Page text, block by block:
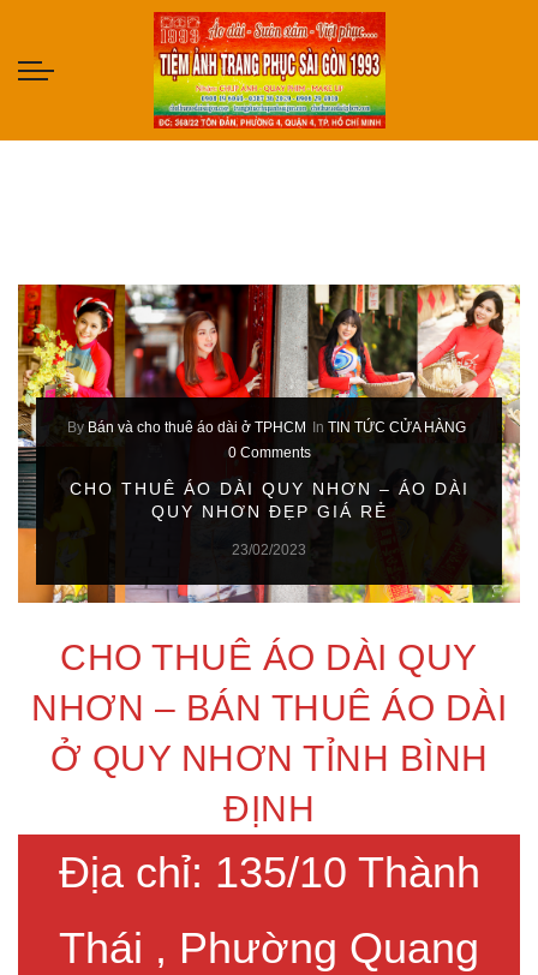
By Bán và cho thuê áo dài ở TPHCM In TIN TỨC CỬA HÀNG
0 Comments
CHO THUÊ ÁO DÀI QUY NHƠN – ÁO DÀI
QUY NHƠN ĐẸP GIÁ RẺ
23/02/2023
CHO THUÊ ÁO DÀI QUY
NHƠN – BÁN THUÊ ÁO DÀI
Ở QUY NHƠN TỈNH BÌNH
ĐỊNH
Địa chỉ: 135/10 Thành
Thái , Phường Quang